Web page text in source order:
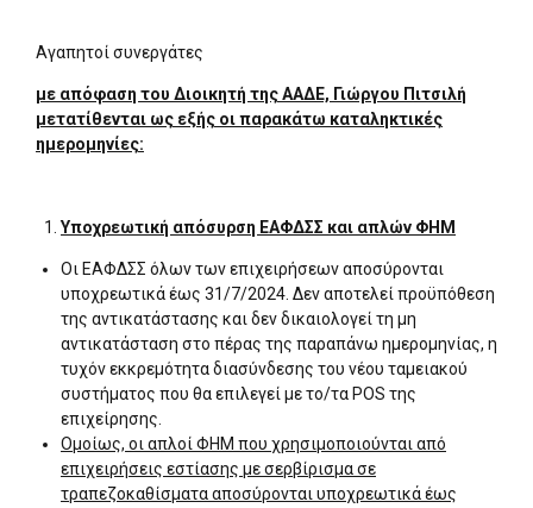
Αγαπητοί συνεργάτες
με απόφαση του Διοικητή της ΑΑΔΕ, Γιώργου Πιτσιλή
μετατίθενται ως εξής οι παρακάτω καταληκτικές
ημερομηνίες:
Υποχρεωτική απόσυρση ΕΑΦΔΣΣ και απλών ΦΗΜ
Οι ΕΑΦΔΣΣ όλων των επιχειρήσεων αποσύρονται
υποχρεωτικά έως 31/7/2024. Δεν αποτελεί προϋπόθεση
της αντικατάστασης και δεν δικαιολογεί τη μη
αντικατάσταση στο πέρας της παραπάνω ημερομηνίας, η
τυχόν εκκρεμότητα διασύνδεσης του νέου ταμειακού
συστήματος που θα επιλεγεί με το/τα POS της
επιχείρησης.
Ομοίως, οι απλοί ΦΗΜ που χρησιμοποιούνται από
επιχειρήσεις εστίασης με σερβίρισμα σε
τραπεζοκαθίσματα αποσύρονται υποχρεωτικά έως